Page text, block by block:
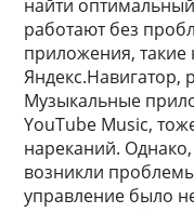
найти
работают без
приложения, такие
Яндекс.Навигатор,
Музыкальные
YouTube Music,
нареканий.
возникли
управление было